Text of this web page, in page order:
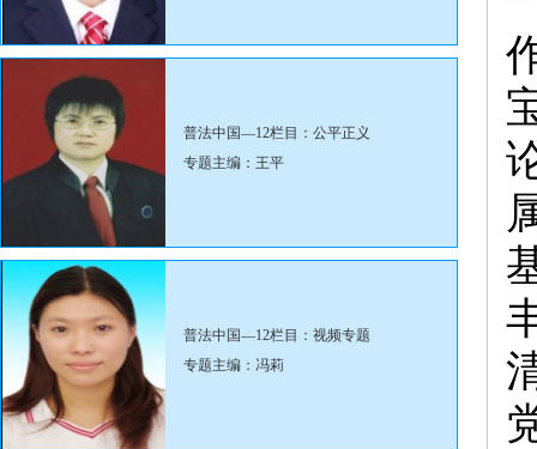
普法中国—12栏目：公平正义
专题主编：王平
普法中国—12栏目：视频专题
专题主编：冯莉